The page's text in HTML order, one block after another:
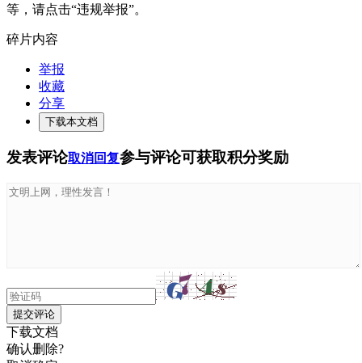
等，请点击“违规举报”。
碎片内容
举报
收藏
分享
下载本文档
发表评论取消回复参与评论可获取积分奖励
提交评论
下载文档
确认删除?